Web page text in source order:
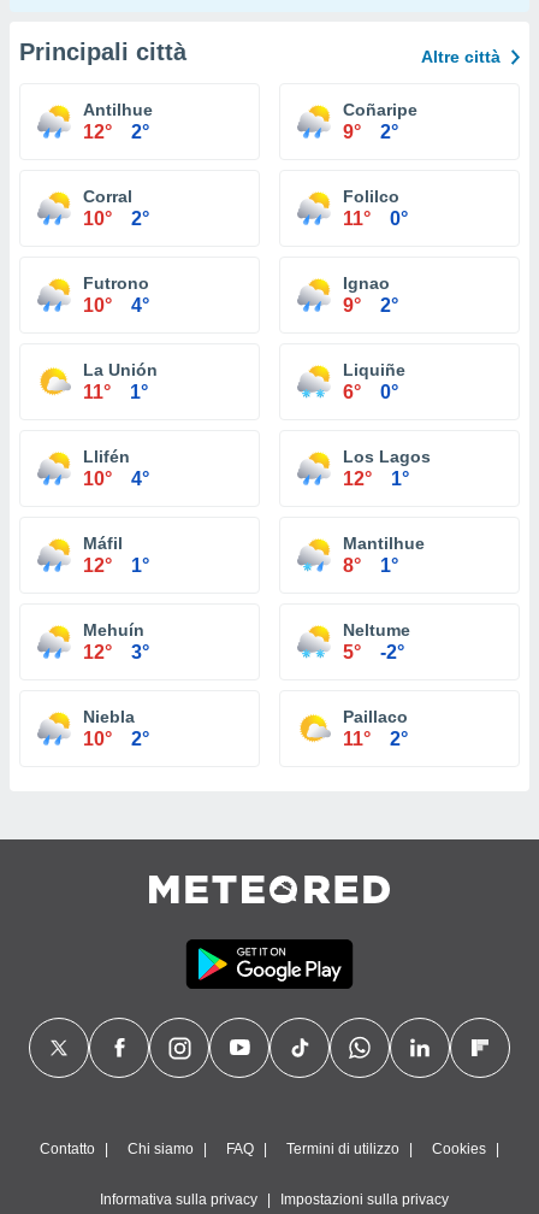
Principali città Altre città
Antilhue
12° 2°
Coñaripe
9° 2°
Corral
10° 2°
Folilco
11° 0°
Futrono
10° 4°
Ignao
9° 2°
La Unión
11° 1°
Liquiñe
6° 0°
Llifén
10° 4°
Los Lagos
12° 1°
Máfil
12° 1°
Mantilhue
8° 1°
Mehuín
12° 3°
Neltume
5° -2°
Niebla
10° 2°
Paillaco
11° 2°
Contatto Chi siamo FAQ Termini di utilizzo Cookies
Informativa sulla privacy Impostazioni sulla privacy